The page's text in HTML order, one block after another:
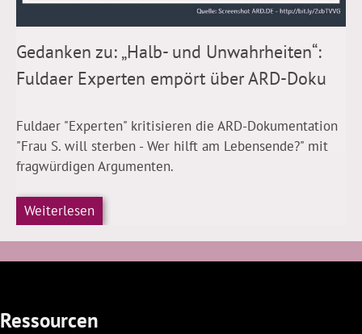
Gedanken zu: „Halb- und Unwahrheiten“:
Fuldaer Experten empört über ARD-Doku
Fuldaer "Experten" kritisieren die ARD-Dokumentation
"Frau S. will sterben - Wer hilft am Lebensende?" mit
fragwürdigen Argumenten.
Weiterlesen
Ressourcen